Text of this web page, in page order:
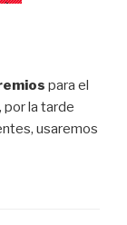
para el
por la tarde
usaremos